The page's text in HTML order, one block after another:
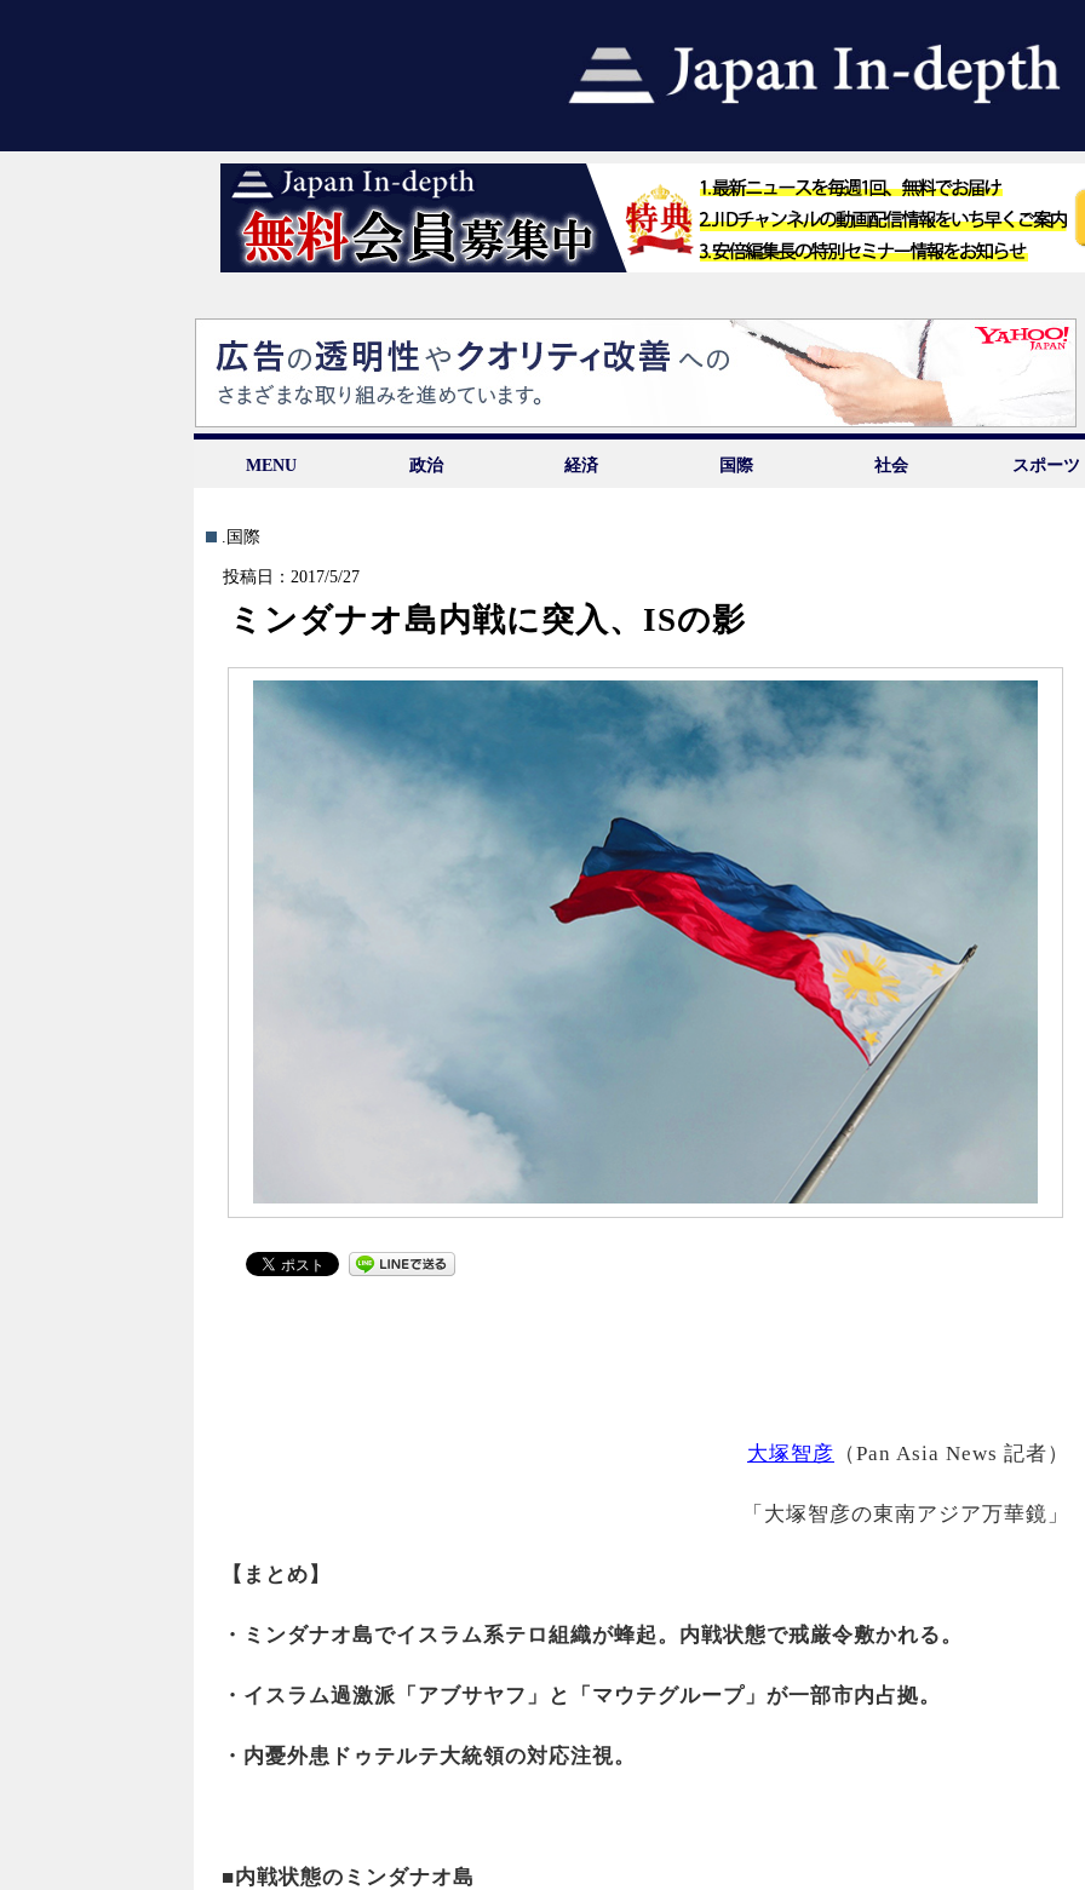
MENU 政治 経済 国際 社会 スポーツ
.国際
投稿日：2017/5/27
ミンダナオ島内戦に突入、ISの影
大塚智彦 （Pan Asia News 記者）
「大塚智彦の東南アジア万華鏡」
【まとめ】
・ミンダナオ島でイスラム系テロ組織が蜂起。内戦状態で戒厳令敷かれる。
・イスラム過激派「アブサヤフ」と「マウテグループ」が一部市内占拠。
・内憂外患ドゥテルテ大統領の対応注視。
■内戦状態のミンダナオ島